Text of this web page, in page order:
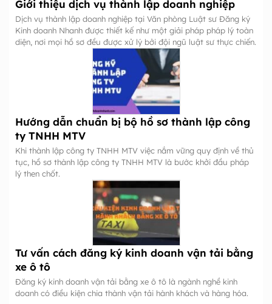
Giới thiệu dịch vụ thành lập doanh nghiệp
Dịch vụ thành lập doanh nghiệp tại Văn phòng Luật sư Đăng ký
Kinh doanh Nhanh được thiết kế như một giải pháp pháp lý toàn
diện, nơi mọi hồ sơ đều được xử lý bởi đội ngũ luật sư thực chiến.
Hướng dẫn chuẩn bị bộ hồ sơ thành lập công
ty TNHH MTV
Khi thành lập công ty TNHH MTV việc nắm vững quy định về thủ
tục, hồ sơ thành lập công ty TNHH MTV là bước khởi đầu pháp
lý then chốt.
Tư vấn cách đăng ký kinh doanh vận tải bằng
xe ô tô
Đăng ký kinh doanh vận tải bằng xe ô tô là ngành nghề kinh
doanh có điều kiện chia thành vận tải hành khách và hàng hóa.